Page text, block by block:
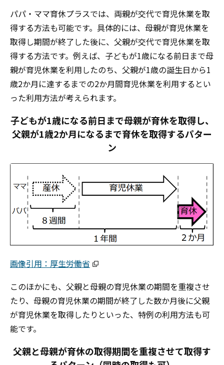
パパ・ママ育休プラスでは、両親が交代で育児休業を取
得する方法も可能です。具体的には、母親が育児休業を
取得し期間が終了した後に、父親が交代で育児休業を取
得する方法です。例えば、子どもが1歳になる前日まで母
親が育児休業を利用したのち、父親が1歳の誕生日から1
歳2か月に達するまでの2か月間育児休業を利用するとい
った利用方法が考えられます。
子どもが1歳になる前日まで母親が育休を取得し、
父親が1歳2か月になるまで育休を取得するパター
ン
画像引用：厚生労働省
このほかにも、父親と母親の育児休業の期間を重複させ
たり、母親の育児休業の期間が終了した数か月後に父親
が育児休業を取得したりといった、特例の利用方法も可
能です。
父親と母親が育休の取得期間を重複させて取得す